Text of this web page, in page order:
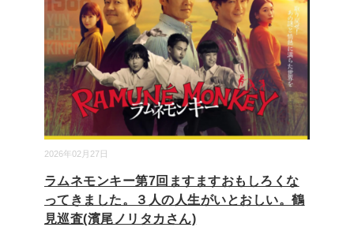
2026年02月27日
ラムネモンキー第7回ますますおもしろくな
ってきました。３人の人生がいとおしい。鶴
見巡査(濱尾ノリタカさん)